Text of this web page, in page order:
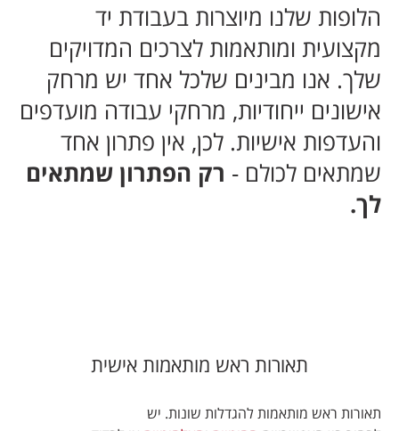
הלופות שלנו מיוצרות בעבודת יד
מקצועית ומותאמות לצרכים המדויקים
שלך. אנו מבינים שלכל אחד יש מרחק
אישונים ייחודיות, מרחקי עבודה מועדפים
והעדפות אישיות. לכן, אין פתרון אחד
שמתאים לכולם - רק הפתרון שמתאים
לך.
תאורות ראש מותאמות אישית
תאורות ראש מותאמות להגדלות שונות. יש